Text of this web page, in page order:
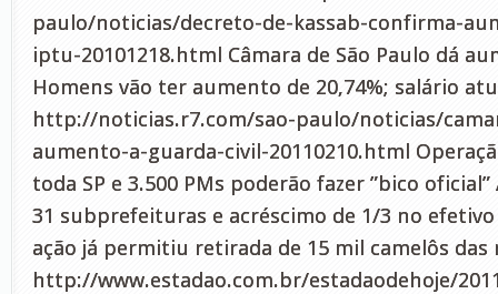
paulo/noticias/decreto-de-kassab-confirma-
iptu-20101218.html Câmara de São Paulo dá
Homens vão ter aumento de 20,74%; salário
http://noticias.r7.com/sao-paulo/noticias/
aumento-a-guarda-civil-20110210.html
toda SP e 3.500 PMs poderão fazer ”bico
31 subprefeituras e acréscimo de 1/3 no
ação já permitiu retirada de 15 mil camelôs das
http://www.estadao.com.br/estadaodehoje/